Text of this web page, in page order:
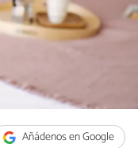
Añádenos en Google